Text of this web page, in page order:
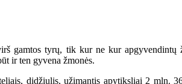
gamtos tyrų, tik kur ne kur
ir ten gyvena žmonės.
didžiulis, užimantis apytiksliai 2 mln.